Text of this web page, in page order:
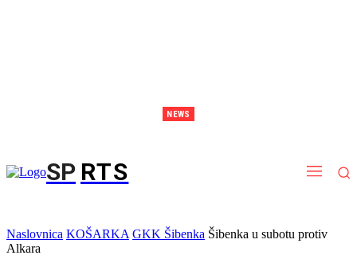
NEWS
SP RTS
Naslovnica KOŠARKA GKK Šibenka Šibenka u subotu protiv
Alkara